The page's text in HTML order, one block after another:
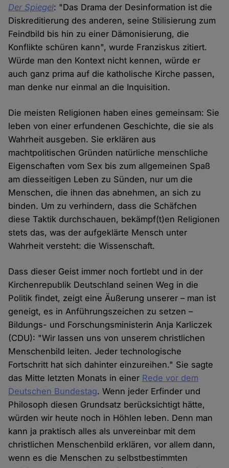
Der Spiegel: "Das Drama der Desinformation ist die
Diskreditierung des anderen, seine Stilisierung zum
Feindbild bis hin zu einer Dämonisierung, die
Konflikte schüren kann", wurde Franziskus zitiert.
Würde man den Kontext nicht kennen, würde er
auch ganz prima auf die katholische Kirche passen,
man denke nur einmal an die Inquisition.
Die meisten Religionen haben eines gemeinsam: Sie
leben von einer erfundenen Geschichte, die sie als
Wahrheit ausgeben. Sie erklären aus
machtpolitischen Gründen natürliche menschliche
Eigenschaften vom Sex bis zum allgemeinen Spaß
am diesseitigen Leben zu Sünden, nur um die
Menschen, die ihnen das abnehmen, an sich zu
binden. Um zu verhindern, dass die Schäfchen
diese Taktik durchschauen, bekämpf(t)en Religionen
stets das, was der aufgeklärte Mensch unter
Wahrheit versteht: die Wissenschaft.
Dass dieser Geist immer noch fortlebt und in der
Kirchenrepublik Deutschland seinen Weg in die
Politik findet, zeigt eine Äußerung unserer – man ist
geneigt, es in Anführungszeichen zu setzen –
Bildungs- und Forschungsministerin Anja Karliczek
(CDU): "Wir lassen uns von unserem christlichen
Menschenbild leiten. Jeder technologische
Fortschritt hat sich dahinter einzureihen." Sie sagte
das Mitte letzten Monats in einer Rede vor dem
Deutschen Bundestag. Wenn jeder Erfinder und
Philosoph diesen Grundsatz berücksichtigt hätte,
würden wir heute noch in Höhlen leben. Denn man
kann ja praktisch alles als unvereinbar mit dem
christlichen Menschenbild erklären, vor allem dann,
wenn es die Menschen zu selbstbestimmten